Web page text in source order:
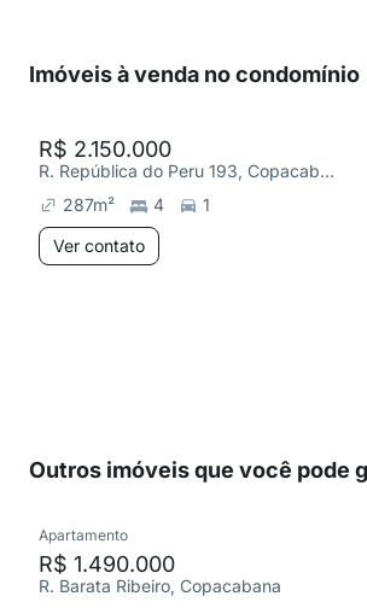
Imóveis à venda no condomínio
R$ 2.150.000
R. República do Peru 193, Copacabana
287m² 4
1
Ver contato
Outros imóveis que você pode
Apartamento
R$ 1.490.000
R. Barata Ribeiro, Copacabana